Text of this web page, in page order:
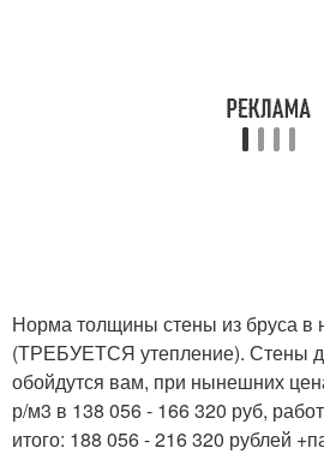
Норма толщины стены из бруса в
(ТРЕБУЕТСЯ утепление). Стены
обойдутся вам, при нынешних
р/м3 в 138 056 - 166 320 руб,
итого: 188 056 - 216 320 рублей